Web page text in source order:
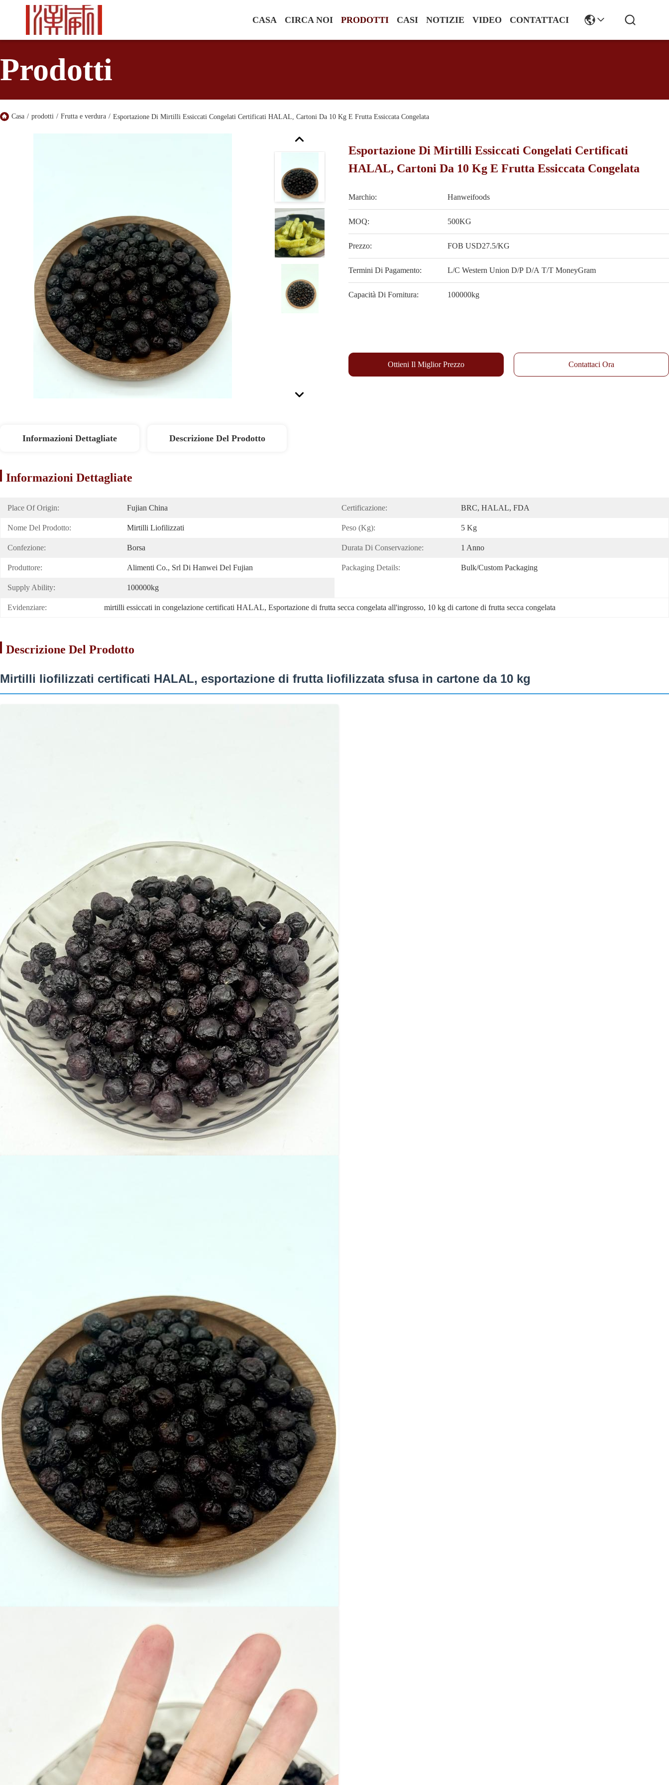
CASA CIRCA NOI PRODOTTI CASI NOTIZIE VIDEO CONTATTACI
Prodotti
Casa / prodotti / Frutta e verdura / Esportazione Di Mirtilli Essiccati Congelati Certificati HALAL, Cartoni Da 10 Kg E Frutta Essiccata Congelata
Esportazione Di Mirtilli Essiccati Congelati Certificati
HALAL, Cartoni Da 10 Kg E Frutta Essiccata Congelata
Marchio: Hanweifoods
MOQ: 500KG
Prezzo: FOB USD27.5/KG
Termini Di Pagamento: L/C Western Union D/P D/A T/T MoneyGram
Capacità Di Fornitura: 100000kg
Ottieni Il Miglior Prezzo Contattaci Ora
Informazioni Dettagliate Descrizione Del Prodotto
Informazioni Dettagliate
Place Of Origin: Fujian China Certificazione: BRC, HALAL, FDA
Nome Del Prodotto: Mirtilli Liofilizzati Peso (kg): 5 Kg
Confezione: Borsa Durata Di Conservazione: 1 Anno
Produttore: Alimenti Co., Srl Di Hanwei Del Fujian Packaging Details: Bulk/custom Packaging
Supply Ability: 100000kg
Evidenziare: mirtilli essiccati in congelazione certificati HALAL, Esportazione di frutta secca congelata all'ingrosso, 10 kg di cartone di frutta secca congelata
Descrizione Del Prodotto
Mirtilli liofilizzati certificati HALAL, esportazione di frutta liofilizzata sfusa in cartone da 10 kg